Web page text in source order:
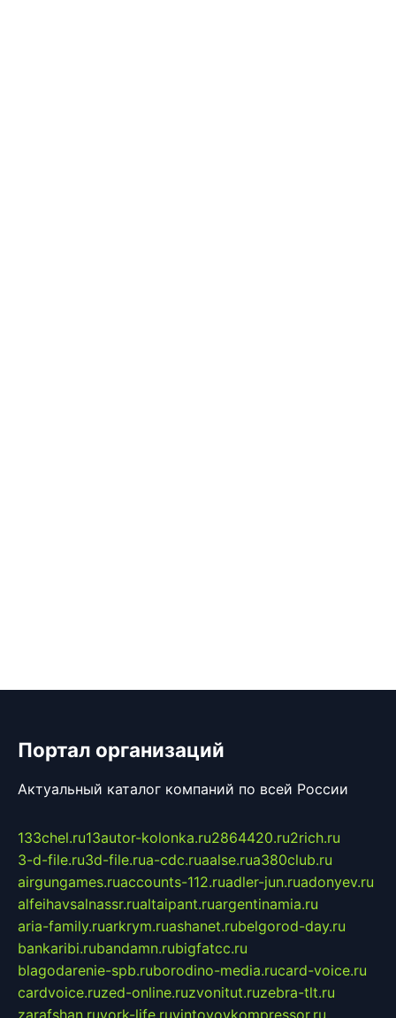
Портал организаций
Актуальный каталог компаний по всей России
133chel.ru13autor-kolonka.ru2864420.ru2rich.ru
3-d-file.ru3d-file.rua-cdc.ruaalse.rua380club.ru
airgungames.ruaccounts-112.ruadler-jun.ruadonyev.ru
alfeihavsalnassr.rualtaipant.ruargentinamia.ru
aria-family.ruarkrym.ruashanet.rubelgorod-day.ru
bankaribi.rubandamn.rubigfatcc.ru
blagodarenie-spb.ruborodino-media.rucard-voice.ru
cardvoice.ruzed-online.ruzvonitut.ruzebra-tlt.ru
zarafshan.ruyork-life.ruvintovoykompressor.ru